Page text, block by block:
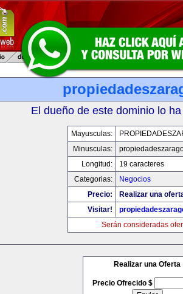
El dueño de este dominio lo
Mayusculas:
Minusculas:
Longitud:
19 caracteres
Categorias:
Negocios
Precio:
Realizar una
Visitar!
Serán consideradas
Realizar una Oferta
Precio Ofrecido $